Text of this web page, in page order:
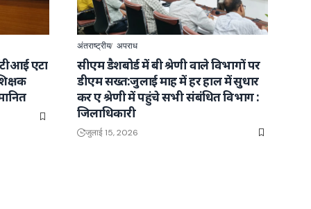
एटा
अंतराष्ट्रीय अपराध
सीएम डैशबोर्ड में बी श्रेणी वाले विभागों पर
डीएम सख्त:जुलाई माह में हर हाल में सुधार
कर ए श्रेणी में पहुंचे सभी संबंधित विभाग :
जिलाधिकारी
जुलाई 15, 2026